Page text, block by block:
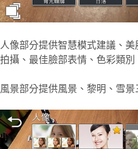
人像部分提供智慧模式建議、
拍攝、最佳臉部表情、色彩類
風景部分提供風景、黎明、雪景